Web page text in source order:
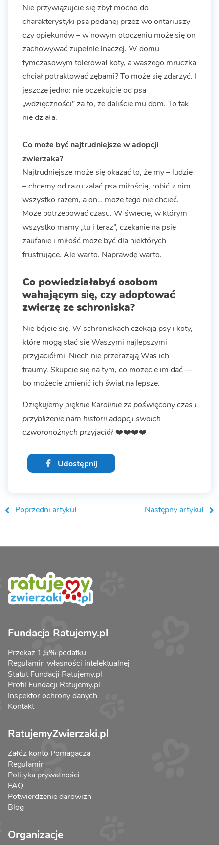
Nie przywiązujcie się zbyt mocno do
charakterystyki psa podanej przez wolontariuszy
czy opiekunów – w nowym otoczeniu może się on
zachowywać zupełnie inaczej. W domu
tymczasowym tolerował koty, a waszego mruczka
chciał potraktować zębami? To może się zdarzyć. I
jeszcze jedno: nie oczekujcie od psa
„wdzięczności” za to, że daliście mu dom. To tak
nie działa.
Co może być najtrudniejsze w adopcji
zwierzaka?
Najtrudniejsze może się okazać to, że my – ludzie
– chcemy od razu zalać psa miłością, robić z nim
wszystko razem, a on… może tego nie chcieć.
Może potrzebować czasu. W świecie, w którym
wszystko mamy „tu i teraz”, czekanie na psie
zaufanie i miłość może być dla niektórych
frustrujące. Ale warto. Naprawdę warto.
Co powiedziałabyś osobom
wahającym się, czy adoptować
zwierzę ze schroniska?
Nie bójcie się. W schroniskach czekają psy i koty,
które mogą stać się Waszymi najlepszymi
przyjaciółmi. Niech nie przerażają Was ich
traumy. Skupcie się na tym, co możecie im dać —
bo możecie zmienić ich świat na lepsze.
Dziękujemy pięknie Karolinie za poświęcony czas i
przybliżenie nam historii adopcji swoich
czworonożnych przyjaciół ❤️❤️❤️❤️
Udostępnij
Poprzedni artykuł Następny artykuł
Fundacja Ratujemy.pl
Przekaż 1,5% podatku
Regulamin własności intelektualnej
Statut Fundacji Ratujemy.pl
Profil Fundacji Ratujemy.pl
Inspektor ochrony danych
Kontakt
RatujemyZwierzaki.pl
Załóż konto Pomagacza
Regulamin
Polityka prywatności
FAQ
Potwierdzenie darowizn
Blog
Organizacje